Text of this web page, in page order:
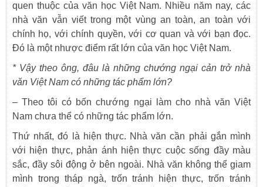
quen thuộc của văn học Việt Nam. Nhiều năm nay, các
nhà văn vẫn viết trong một vùng an toàn, an toàn với
chính họ, với chính quyền, với cơ quan và với bạn đọc.
Đó là một nhược điểm rất lớn của văn học Việt Nam.
* Vậy theo ông, đâu là những chướng ngại cản trở nhà
văn Việt Nam có những tác phẩm lớn?
– Theo tôi có bốn chướng ngại làm cho nhà văn Việt
Nam chưa thể có những tác phẩm lớn.
Thứ nhất, đó là hiện thực. Nhà văn cần phải gắn mình
với hiện thực, phản ánh hiện thực cuộc sống đầy màu
sắc, đầy sôi động ở bên ngoài. Nhà văn không thể giam
mình trong tháp ngà, trốn tránh hiện thực, trốn tránh